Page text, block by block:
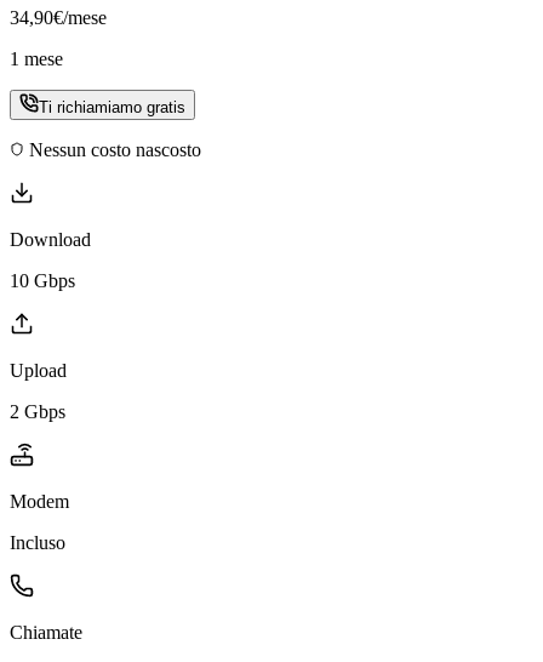
34,90€/mese
1 mese
Ti richiamiamo gratis
Nessun costo nascosto
Download
10 Gbps
Upload
2 Gbps
Modem
Incluso
Chiamate